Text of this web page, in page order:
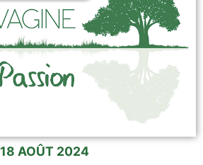
18 AOÛT 2024